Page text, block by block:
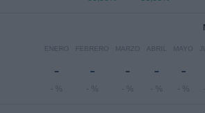
ENERO
-
- %
FEBRERO
-
- %
MARZO
-
- %
ABRIL
-
- %
MAYO
-
- %